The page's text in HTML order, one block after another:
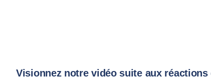
Visionnez notre vidéo suite aux réactions